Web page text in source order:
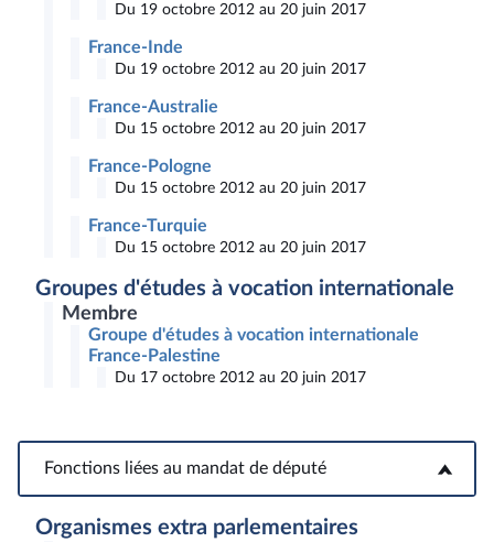
Du 19 octobre 2012 au 20 juin 2017
France-Inde
Du 19 octobre 2012 au 20 juin 2017
France-Australie
Du 15 octobre 2012 au 20 juin 2017
France-Pologne
Du 15 octobre 2012 au 20 juin 2017
France-Turquie
Du 15 octobre 2012 au 20 juin 2017
Groupes d'études à vocation internationale
Membre
Groupe d'études à vocation internationale
France-Palestine
Du 17 octobre 2012 au 20 juin 2017
Fonctions liées au mandat de député
Fonctions liées au mandat de député
Organismes extra parlementaires